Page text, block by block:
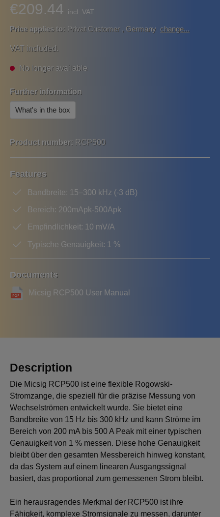
€209.44 incl. VAT
Price applies to: Privat Customer, Germany change...
VAT included.
No longer available
Further information
What's in the box
Product number: RCP500
Features
Bandbreite: 15–300 kHz (-3 dB)
Bereich: 200mApk-500Apk
Empfindlichkeit: 10 mV/A
Typische Genauigkeit: 1 %
Documents
Micsig RCP500 User Manual
Description
Die Micsig RCP500 ist eine flexible Rogowski-
Stromzange, die speziell für die präzise Messung von
Wechselströmen entwickelt wurde. Sie bietet eine
Bandbreite von 15 Hz bis 300 kHz und kann Ströme im
Bereich von 200 mA bis 500 A Peak mit einer typischen
Genauigkeit von 1 % messen. Diese hohe Genauigkeit
bleibt über den gesamten Messbereich hinweg konstant,
da das System auf einem linearen Ausgangssignal
basiert, das proportional zum gemessenen Strom bleibt.
Ein herausragendes Merkmal der RCP500 ist ihre
Fähigkeit, komplexe Stromsignale zu messen, darunter